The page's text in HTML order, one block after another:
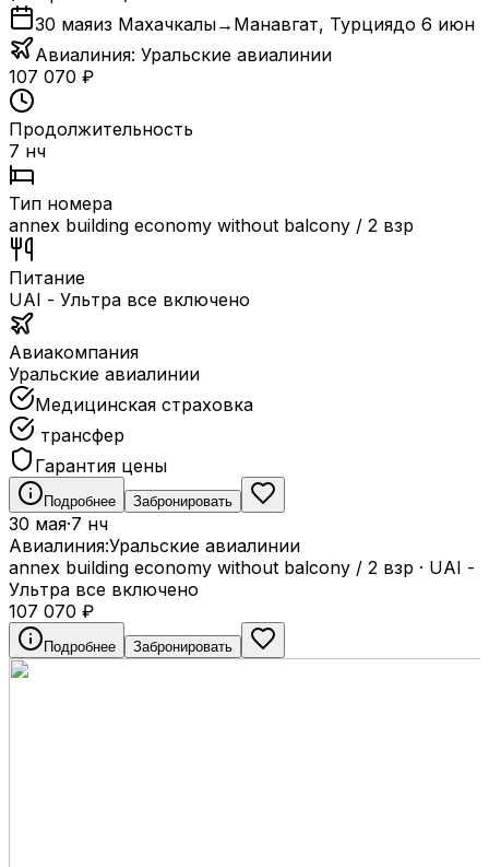
30 маяиз Махачкалы→ Манавгат, Турциядо 6 июн
Авиалиния: Уральские авиалинии
107 070 ₽
Продолжительность
7 нч
Тип номера
annex building economy without balcony / 2 взр
Питание
UAI - Ультра все включено
Авиакомпания
Уральские авиалинии
Медицинская страховка
трансфер
Гарантия цены
Подробнее Забронировать
30 мая·7 нч
Авиалиния:Уральские авиалинии
annex building economy without balcony / 2 взр · UAI -
Ультра все включено
107 070 ₽
Подробнее Забронировать